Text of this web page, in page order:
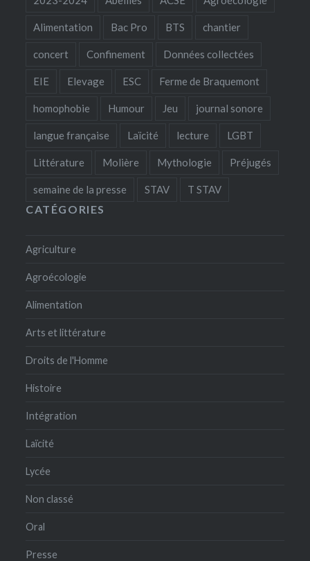
Alimentation Bac Pro BTS chantier
concert Confinement Données collectées
EIE Elevage ESC Ferme de Braquemont
homophobie Humour Jeu journal sonore
langue française Laïcité lecture LGBT
Littérature Molière Mythologie Préjugés
semaine de la presse STAV T STAV
CATÉGORIES
Agriculture
Agroécologie
Alimentation
Arts et littérature
Droits de l'Homme
Histoire
Intégration
Laïcité
Lycée
Non classé
Oral
Presse